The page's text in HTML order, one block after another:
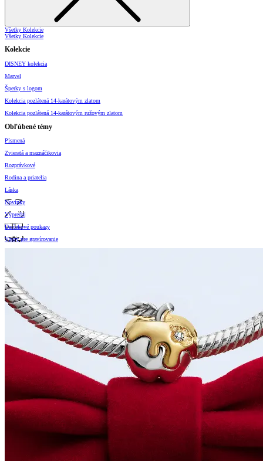
Všetky Kolekcie
Všetky Kolekcie
Kolekcie
DISNEY kolekcia
Marvel
Šperky s logom
Kolekcia pozlátená 14-karátovým zlatom
Kolekcia pozlátená 14-karátovým ružovým zlatom
Obľúbené témy
Písmená
Zvieratá a maznáčikovia
Rozprávkové
Rodina a priatelia
Láska
Novinky
Výpredaj
Darčekové poukazy
Vzory pre gravírovanie